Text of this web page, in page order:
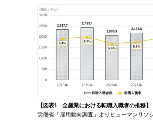
【図表1 全産業における転職入職者の推移】
労働省「雇用動向調査」よりヒューマンリソ